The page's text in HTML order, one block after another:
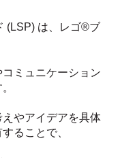
(LSP) は、レゴ®ブ
ミュニケーション
やアイデアを具体
ることで、